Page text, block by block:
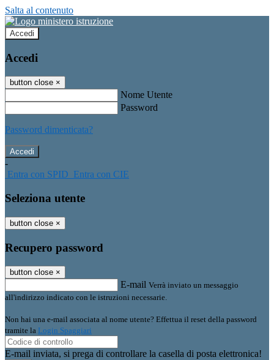
Salta al contenuto
Accedi
Accedi
button close ×
Nome Utente
Password
Password dimenticata?
-
Entra con SPID Entra con CIE
Seleziona utente
button close ×
Recupero password
button close ×
E-mail Verrà inviato un messaggio
all'indirizzo indicato con le istruzioni necessarie.
Non hai una e-mail associata al nome utente? Effettua il reset della password
tramite la Login Spaggiari
E-mail inviata, si prega di controllare la casella di posta elettronica!